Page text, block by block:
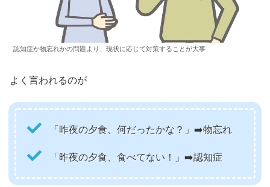
認知症か物忘れかの問題より、現状に応じて対策することが大事
よく言われるのが
「昨夜の夕食、何だったかな？」➡️物忘れ
「昨夜の夕食、食べてない！」➡️認知症